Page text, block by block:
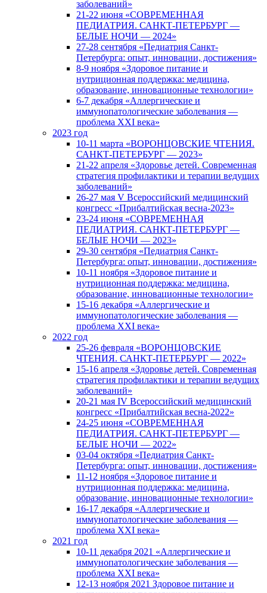
заболеваний»
21-22 июня «СОВРЕМЕННАЯ
ПЕДИАТРИЯ. САНКТ-ПЕТЕРБУРГ —
БЕЛЫЕ НОЧИ — 2024»
27-28 сентября «Педиатрия Санкт-
Петербурга: опыт, инновации, достижения»
8-9 ноября «Здоровое питание и
нутриционная поддержка: медицина,
образование, инновационные технологии»
6-7 декабря «Аллергические и
иммунопатологические заболевания —
проблема XXI века»
2023 год
10-11 марта «ВОРОНЦОВСКИЕ ЧТЕНИЯ.
САНКТ-ПЕТЕРБУРГ — 2023»
21-22 апреля «Здоровье детей. Современная
стратегия профилактики и терапии ведущих
заболеваний»
26-27 мая V Всероссийский медицинский
конгресс «Прибалтийская весна-2023»
23-24 июня «СОВРЕМЕННАЯ
ПЕДИАТРИЯ. САНКТ-ПЕТЕРБУРГ —
БЕЛЫЕ НОЧИ — 2023»
29-30 сентября «Педиатрия Санкт-
Петербурга: опыт, инновации, достижения»
10-11 ноября «Здоровое питание и
нутриционная поддержка: медицина,
образование, инновационные технологии»
15-16 декабря «Аллергические и
иммунопатологические заболевания —
проблема XXI века»
2022 год
25-26 февраля «ВОРОНЦОВСКИЕ
ЧТЕНИЯ. САНКТ-ПЕТЕРБУРГ — 2022»
15-16 апреля «Здоровье детей. Современная
стратегия профилактики и терапии ведущих
заболеваний»
20-21 мая IV Всероссийский медицинский
конгресс «Прибалтийская весна-2022»
24-25 июня «СОВРЕМЕННАЯ
ПЕДИАТРИЯ. САНКТ-ПЕТЕРБУРГ —
БЕЛЫЕ НОЧИ — 2022»
03-04 октября «Педиатрия Санкт-
Петербурга: опыт, инновации, достижения»
11-12 ноября «Здоровое питание и
нутриционная поддержка: медицина,
образование, инновационные технологии»
16-17 декабря «Аллергические и
иммунопатологические заболевания —
проблема XXI века»
2021 год
10-11 декабря 2021 «Аллергические и
иммунопатологические заболевания —
проблема XXI века»
12-13 ноября 2021 Здоровое питание и